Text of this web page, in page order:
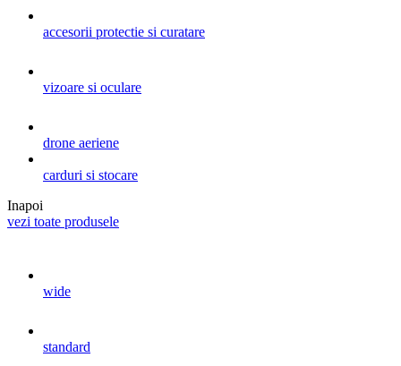
accesorii protectie si curatare
vizoare si oculare
drone aeriene
carduri si stocare
Inapoi
vezi toate produsele
wide
standard